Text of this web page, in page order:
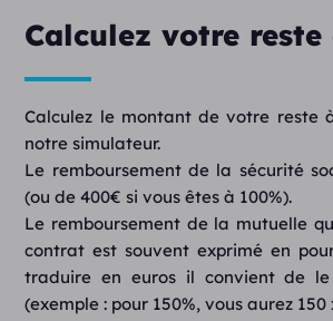
Calculez votre
Calculez le montant de votre reste
notre simulateur.
Le remboursement de la sécurité
(ou de 400€ si vous êtes à 100%).
Le remboursement de la mutuelle
contrat est souvent exprimé en
traduire en euros il convient de
(exemple : pour 150%, vous aurez 150